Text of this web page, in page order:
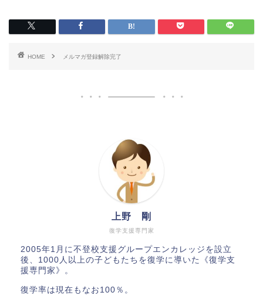
HOME メルマガ登録解除完了
復学支援専門家
上野 剛
2005年1月に不登校支援グループエンカレッジを設立
後、1000人以上の子どもたちを復学に導いた《復学支
援専門家》。
復学率は現在もなお100％。